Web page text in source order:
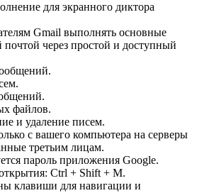
для экранного диктора
Gmail выполнять основные
почтой через простой и доступный
файлов.
и удаление писем.
с вашего компьютера на серверы
третьим лицам.
пароль приложения Google.
Ctrl + Shift + M.
клавиши для навигации и